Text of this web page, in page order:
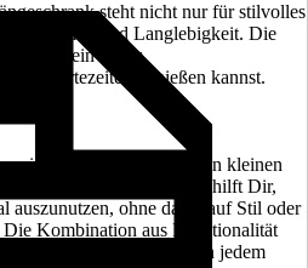
steht nicht nur für stilvolles
Qualität und Langlebigkeit. Die
Du Dein neues
Wartezeiten genießen kannst.
für die Bedürfnisse in kleinen
Bauweise hilft Dir,
auszunutzen, ohne dabei auf Stil oder
Kombination aus Funktionalität
zu einem Must-have in jedem